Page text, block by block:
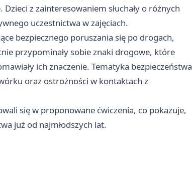
z zainteresowaniem słuchały o różnych
uczestnictwa w zajęciach.
bezpiecznego poruszania się po drogach,
przypominały sobie znaki drogowe, które
ich znaczenie. Tematyka bezpieczeństwa
oraz ostrożności w kontaktach z
się w proponowane ćwiczenia, co pokazuje,
już od najmłodszych lat.